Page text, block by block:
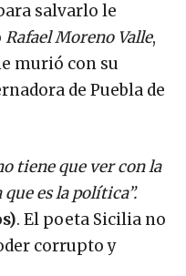
salvarlo le
Rafael Moreno Valle,
murió con su
de Puebla de
tiene que ver con la
es la política”.
. El poeta Sicilia no
corrupto y